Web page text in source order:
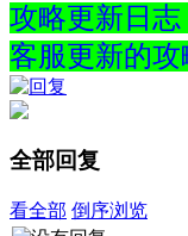
攻略更新日
客服更新
全部回复
看全部 倒序浏览